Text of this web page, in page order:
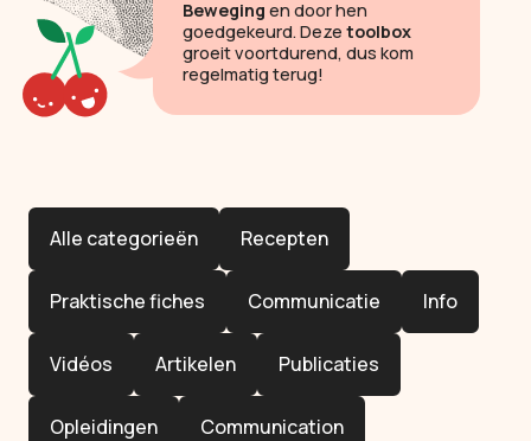
Beweging en door hen
goedgekeurd. Deze toolbox
groeit voortdurend, dus kom
regelmatig terug!
Alle categorieën Recepten
Praktische fiches Communicatie Info
Vidéos Artikelen Publicaties
Opleidingen Communication